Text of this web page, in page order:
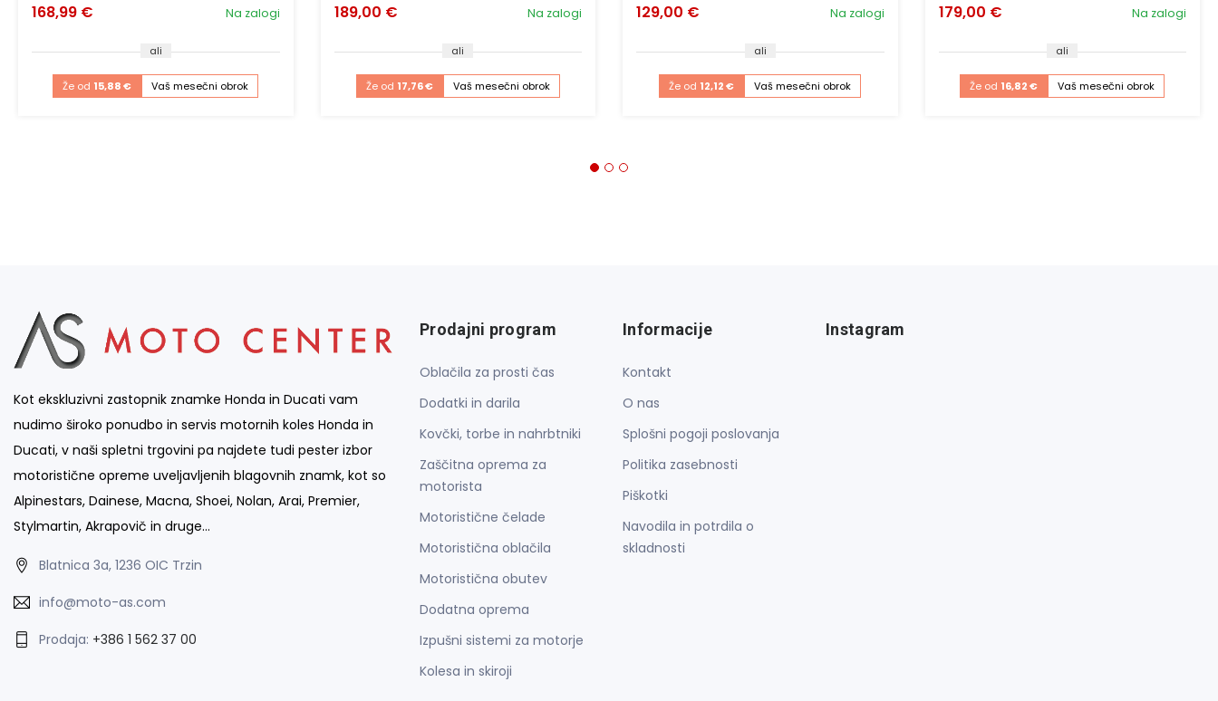
Na zalogi
168,99 €
ali
Že od 15,88 € Vaš mesečni obrok
Na zalogi
189,00 €
ali
Že od 17,76 € Vaš mesečni obrok
Na zalogi
129,00 €
ali
Že od 12,12 € Vaš mesečni obrok
Na zalogi
179,00 €
ali
Že od 16,82 € Vaš mesečni obrok
Kot ekskluzivni zastopnik znamke Honda in Ducati vam
nudimo široko ponudbo in servis motornih koles Honda in
Ducati, v naši spletni trgovini pa najdete tudi pester izbor
motoristične opreme uveljavljenih blagovnih znamk, kot so
Alpinestars, Dainese, Macna, Shoei, Nolan, Arai, Premier,
Stylmartin, Akrapovič in druge…
Blatnica 3a, 1236 OIC Trzin
info@moto-as.com
Prodaja: +386 1 562 37 00
Prodajni program
Oblačila za prosti čas
Dodatki in darila
Kovčki, torbe in nahrbtniki
Zaščitna oprema za
motorista
Motoristične čelade
Motoristična oblačila
Motoristična obutev
Dodatna oprema
Izpušni sistemi za motorje
Kolesa in skiroji
Informacije
Kontakt
O nas
Splošni pogoji poslovanja
Politika zasebnosti
Piškotki
Navodila in potrdila o
skladnosti
Instagram